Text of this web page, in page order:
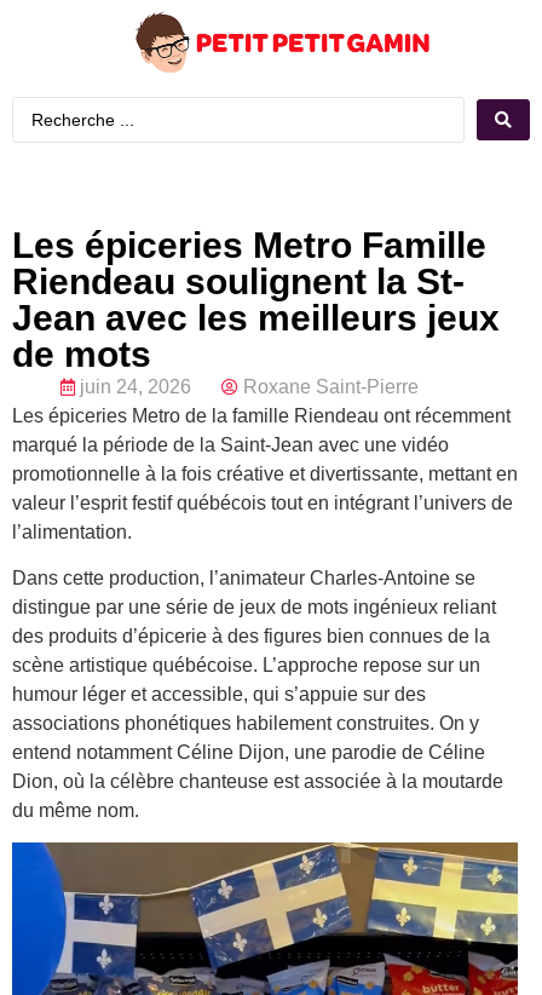
Les épiceries Metro Famille
Riendeau soulignent la St-
Jean avec les meilleurs jeux
de mots
juin 24, 2026
Roxane Saint-Pierre
Les épiceries Metro de la famille Riendeau ont récemment
marqué la période de la Saint-Jean avec une vidéo
promotionnelle à la fois créative et divertissante, mettant en
valeur l’esprit festif québécois tout en intégrant l’univers de
l’alimentation.
Dans cette production, l’animateur Charles-Antoine se
distingue par une série de jeux de mots ingénieux reliant
des produits d’épicerie à des figures bien connues de la
scène artistique québécoise. L’approche repose sur un
humour léger et accessible, qui s’appuie sur des
associations phonétiques habilement construites. On y
entend notamment Céline Dijon, une parodie de Céline
Dion, où la célèbre chanteuse est associée à la moutarde
du même nom.